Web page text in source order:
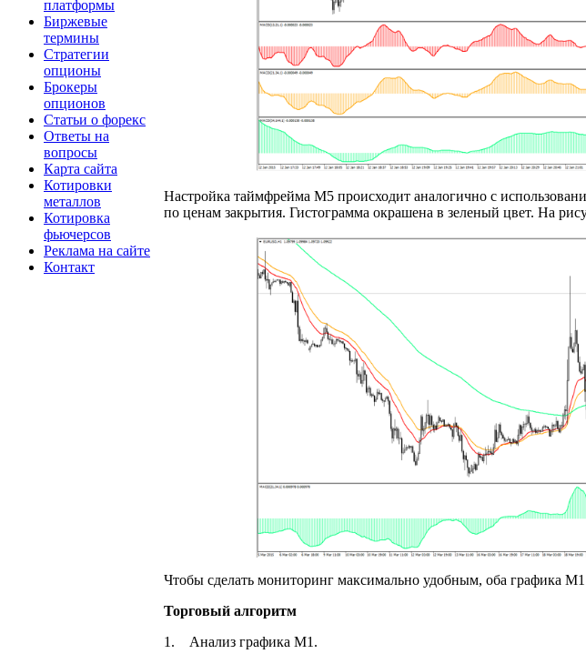
платформы
Биржевые
термины
Стратегии
опционы
Брокеры
опционов
Статьи о форекс
Ответы на
вопросы
Карта сайта
Котировки
металлов
Котировка
фьючерсов
Реклама на сайте
Контакт
Настройка таймфрейма M5 происходит аналогично с
по ценам закрытия. Гистограмма окрашена в зеленый цвет. На
Чтобы сделать мониторинг максимально удобным, оба графика
Торговый алгоритм
1. Анализ графика М1.